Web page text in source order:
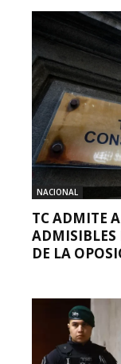
NACIONAL
TC ADMITE
ADMISIBLES
DE LA